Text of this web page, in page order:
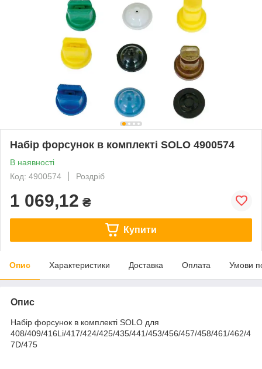
Набір форсунок в комплекті SOLO 4900574
В наявності
Код: 4900574
Роздріб
1 069,12 ₴
Купити
Опис Характеристики Доставка Оплата Умови
Опис
Набір форсунок в комплекті SOLO для
408/409/416Li/417/424/425/435/441/453/456/457/458/461/462/4
7D/475